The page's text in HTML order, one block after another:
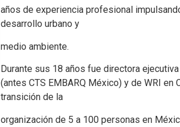
años de experiencia profesional
desarrollo urbano y
medio ambiente.
Durante sus 18 años fue directora
(antes CTS EMBARQ México) y de WRI
transición de la
organización de 5 a 100 personas en